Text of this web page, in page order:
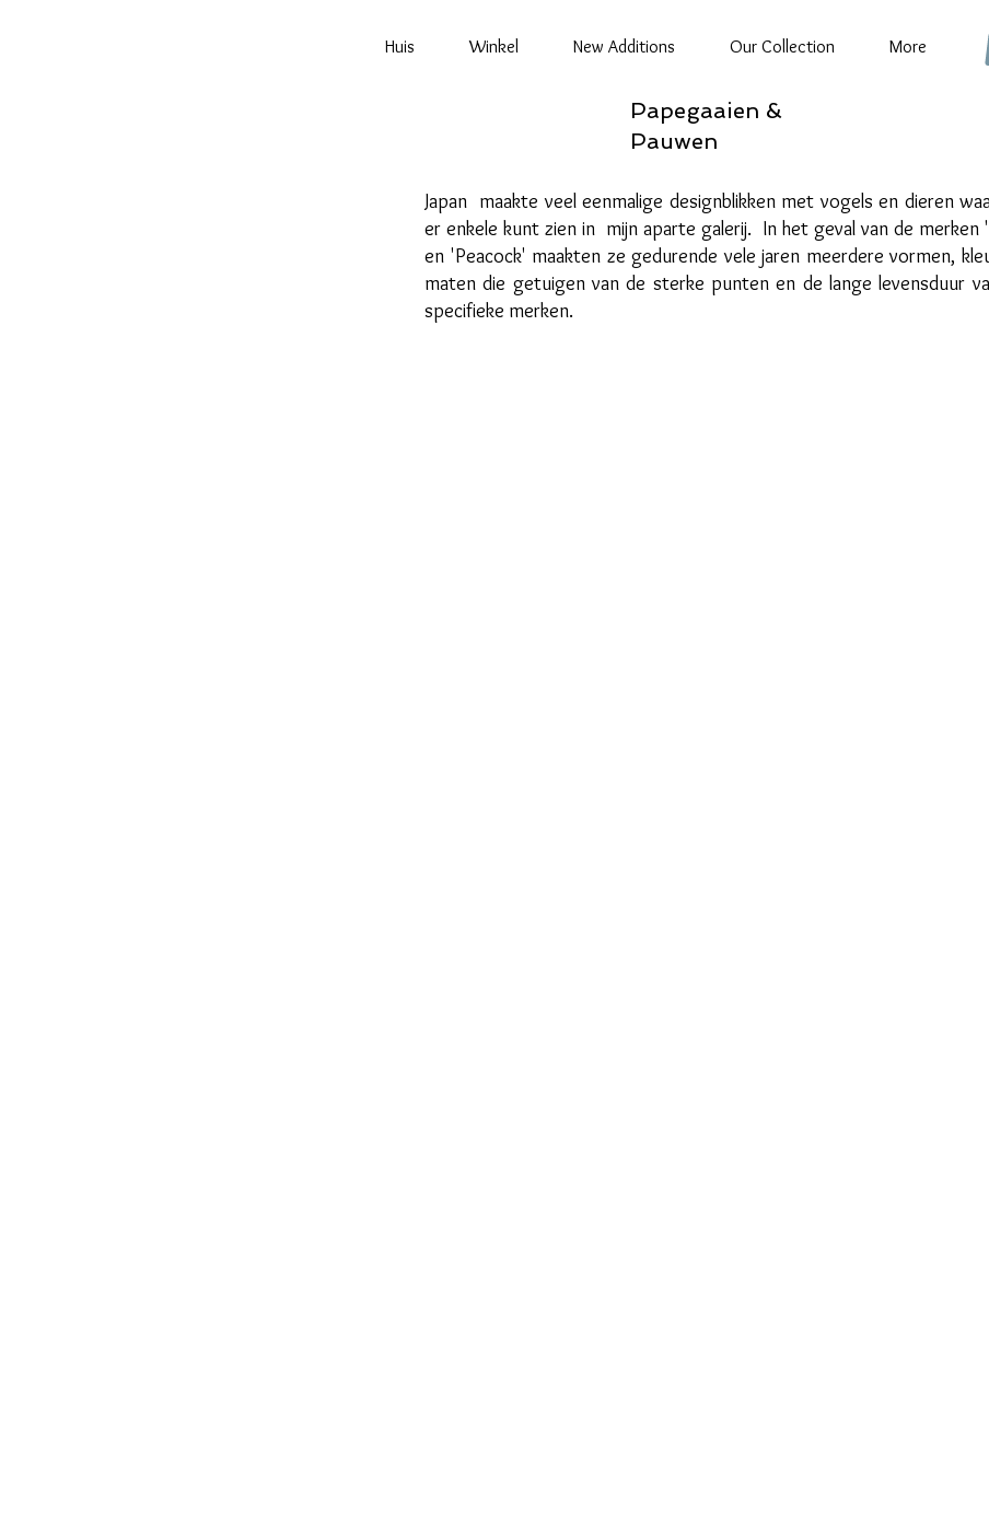
Huis Winkel New Additions Our Collection More
Papegaaien &
Pauwen
Japan maakte veel eenmalige designblikken met vogels en dieren
er enkele kunt zien in mijn aparte galerij. In het geval van de merken
en 'Peacock' maakten ze gedurende vele jaren meerdere vormen,
maten die getuigen van de sterke punten en de lange levensduur
specifieke merken.